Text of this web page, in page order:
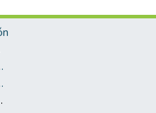
ancha ADESL2 y ADESL2+